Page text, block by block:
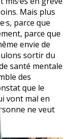
Mais plus
parce que
parce que
envie de
sortir du
santé mentale
des
que le
vont mal en
ne veut